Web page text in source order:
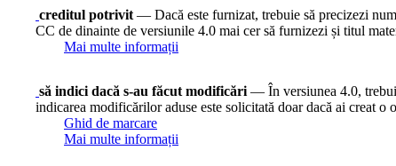
creditul potrivit — Dacă este furnizat, trebuie să precizezi
CC de dinainte de versiunile 4.0 mai cer să furnizezi și titul
Mai multe informații
să indici dacă s-au făcut modificări — În versiunea 4.0,
indicarea modificărilor aduse este solicitată doar dacă ai creat o
Ghid de marcare
Mai multe informații